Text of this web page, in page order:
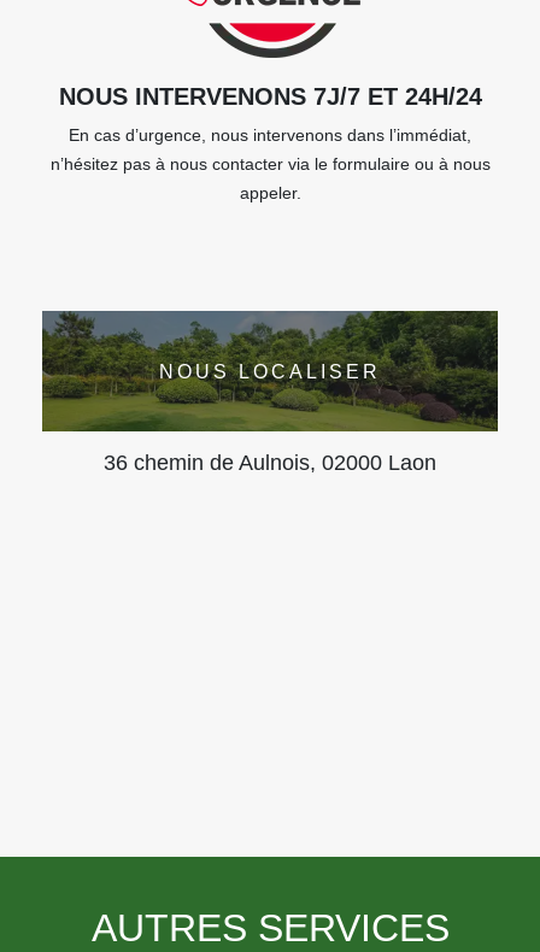
NOUS INTERVENONS 7J/7 ET 24H/24
En cas d’urgence, nous intervenons dans l’immédiat,
n’hésitez pas à nous contacter via le formulaire ou à nous
appeler.
NOUS LOCALISER
36 chemin de Aulnois, 02000 Laon
AUTRES SERVICES